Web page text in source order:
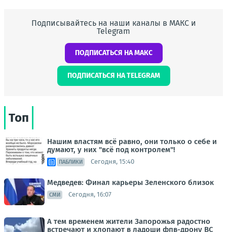
Подписывайтесь на наши каналы в МАКС и
Telegram
ПОДПИСАТЬСЯ НА МАКС
ПОДПИСАТЬСЯ НА TELEGRAM
Топ
Нашим властям всё равно, они только о себе и
думают, у них "всё под контролем"!
ПАБЛИКИ Сегодня, 15:40
Медведев: Финал карьеры Зеленского близок
СМИ Сегодня, 16:07
А тем временем жители Запорожья радостно
встречают и хлопают в ладоши фпв-дрону ВС